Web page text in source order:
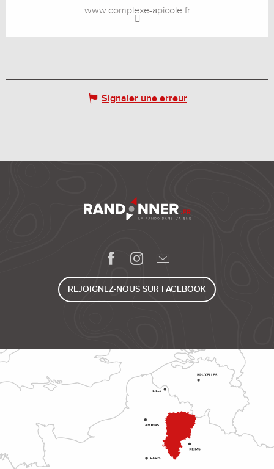
www.complexe-apicole.fr
Signaler une erreur
REJOIGNEZ-NOUS SUR FACEBOOK